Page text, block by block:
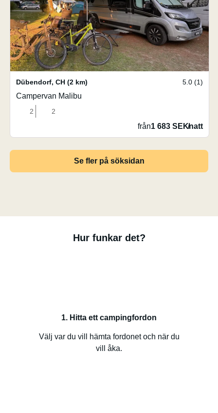
Dübendorf, CH (2 km) 5.0 (1)
Campervan Malibu
2 2
från1 683 SEK/natt
Se fler på söksidan
Hur funkar det?
1. Hitta ett campingfordon
Välj var du vill hämta fordonet och när du
vill åka.